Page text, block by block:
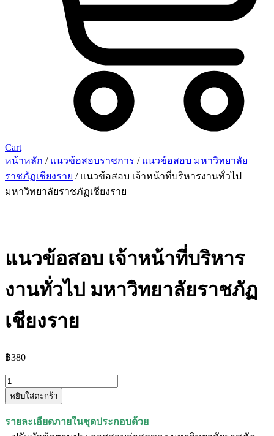
Cart
หน้าหลัก / แนวข้อสอบราชการ / แนวข้อสอบ มหาวิทยาลัย
ราชภัฏเชียงราย / แนวข้อสอบ เจ้าหน้าที่บริหารงานทั่วไป
มหาวิทยาลัยราชภัฏเชียงราย
แนวข้อสอบ เจ้าหน้าที่บริหาร
งานทั่วไป มหาวิทยาลัยราชภัฏ
เชียงราย
฿380
จำนวน
แนว
เจ้า
หยิบใส่ตะกร้า
รายละเอียดภายในชุดประกอบด้วย